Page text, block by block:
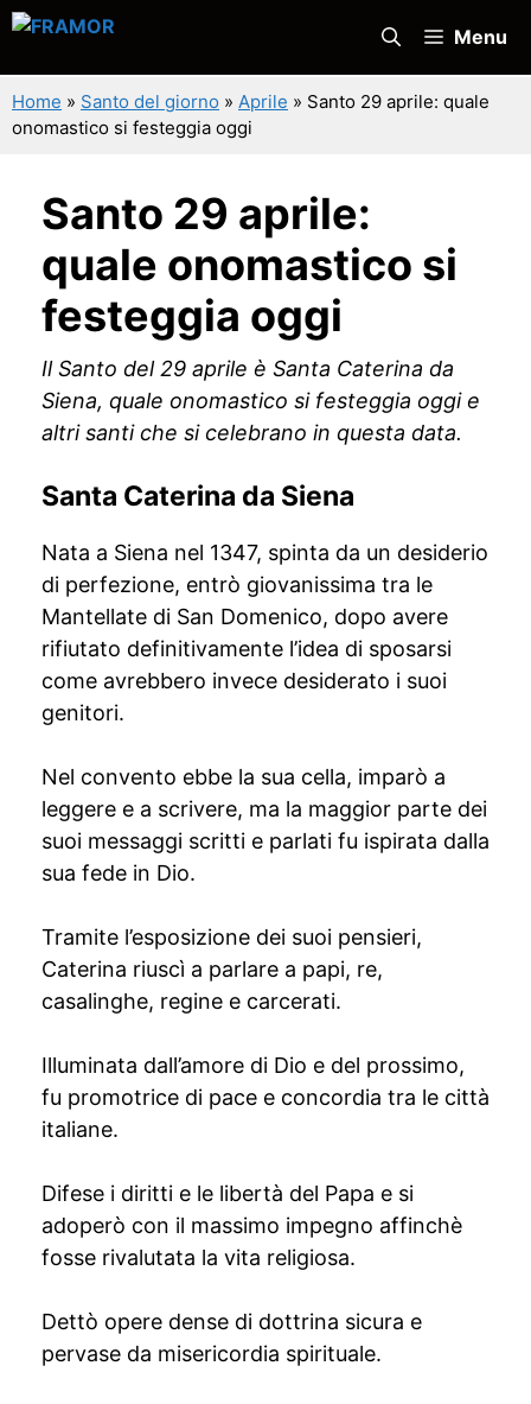
Vai
contenuto
Menu
Home » Santo del giorno » Aprile » Santo 29 aprile: quale
onomastico si festeggia oggi
Santo 29 aprile:
quale onomastico si
festeggia oggi
Il Santo del 29 aprile è Santa Caterina da
Siena, quale onomastico si festeggia oggi e
altri santi che si celebrano in questa data.
Santa Caterina da Siena
Nata a Siena nel 1347, spinta da un desiderio
di perfezione, entrò giovanissima tra le
Mantellate di San Domenico, dopo avere
rifiutato definitivamente l’idea di sposarsi
come avrebbero invece desiderato i suoi
genitori.
Nel convento ebbe la sua cella, imparò a
leggere e a scrivere, ma la maggior parte dei
suoi messaggi scritti e parlati fu ispirata dalla
sua fede in Dio.
Tramite l’esposizione dei suoi pensieri,
Caterina riuscì a parlare a papi, re,
casalinghe, regine e carcerati.
Illuminata dall’amore di Dio e del prossimo,
fu promotrice di pace e concordia tra le città
italiane.
Difese i diritti e le libertà del Papa e si
adoperò con il massimo impegno affinchè
fosse rivalutata la vita religiosa.
Dettò opere dense di dottrina sicura e
pervase da misericordia spirituale.